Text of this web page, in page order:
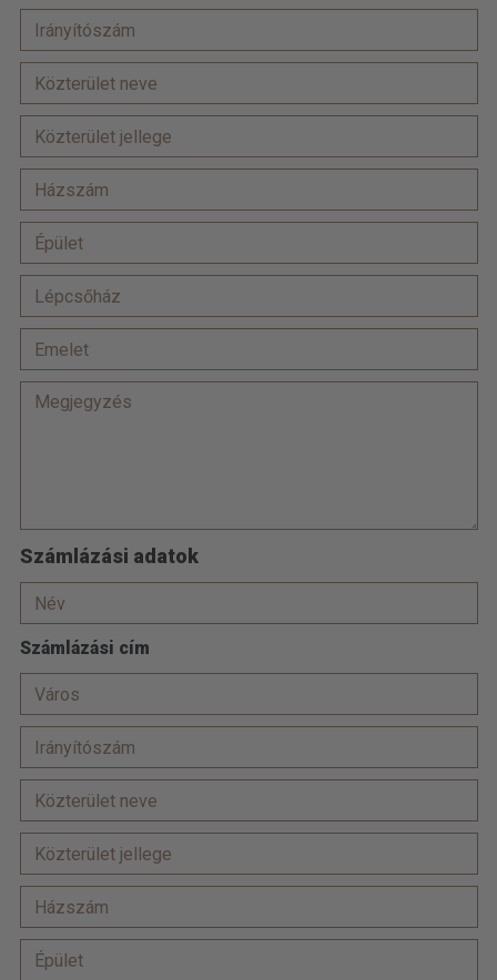
Számlázási adatok
Számlázási cím